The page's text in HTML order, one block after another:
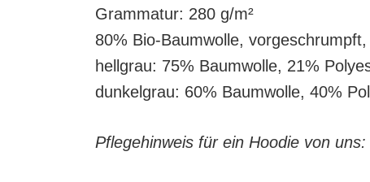
Grammatur: 280 g/m²
80% Bio-Baumwolle,
hellgrau: 75% Baumwolle, 21%
dunkelgrau: 60% Baumwolle, 40%
Pflegehinweis für ein Hoodie von uns: